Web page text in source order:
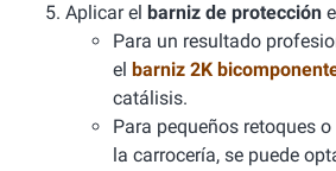
Aplicar el barniz de protección
Para un resultado
el barniz 2K
catálisis.
Para pequeños retoques
la carrocería, se puede